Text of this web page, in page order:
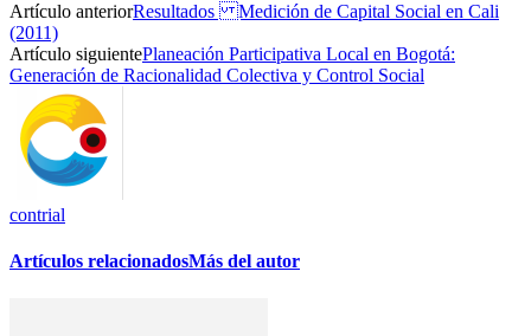
Artículo anteriorResultados Medición de Capital Social en Cali
(2011)
Artículo siguientePlaneación Participativa Local en Bogotá:
Generación de Racionalidad Colectiva y Control Social
contrial
Artículos relacionadosMás del autor